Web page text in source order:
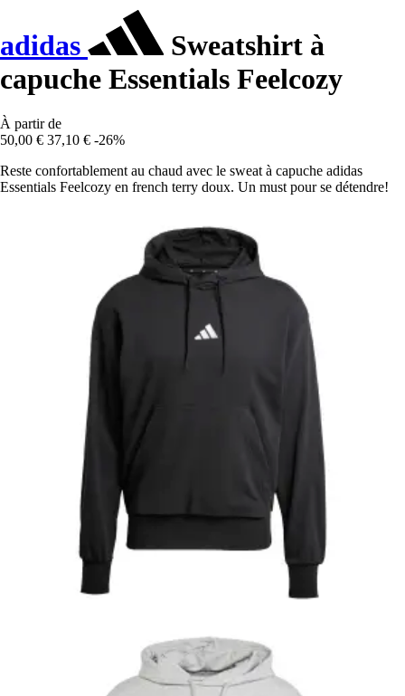
adidas
Sweatshirt à
capuche Essentials Feelcozy
À partir de
50,00 € 37,10 € -26%
Reste confortablement au chaud avec le sweat à capuche adidas
Essentials Feelcozy en french terry doux. Un must pour se détendre!